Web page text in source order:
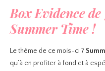
Box Evidence
Summer Time !
Le thème de ce mois-ci ?
qu’à en profiter à fond et à